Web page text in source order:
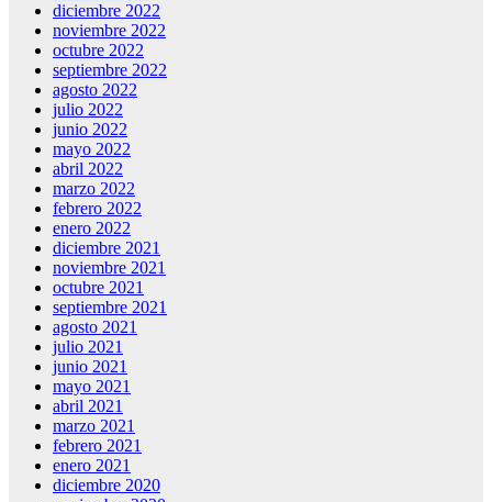
diciembre 2022
noviembre 2022
octubre 2022
septiembre 2022
agosto 2022
julio 2022
junio 2022
mayo 2022
abril 2022
marzo 2022
febrero 2022
enero 2022
diciembre 2021
noviembre 2021
octubre 2021
septiembre 2021
agosto 2021
julio 2021
junio 2021
mayo 2021
abril 2021
marzo 2021
febrero 2021
enero 2021
diciembre 2020